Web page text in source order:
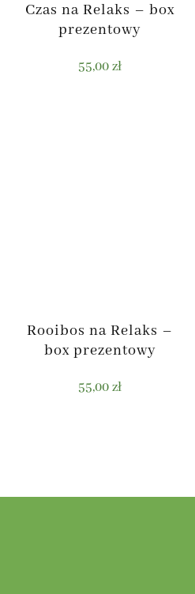
Czas na Relaks – box
prezentowy
55,00zł
Rooibos na Relaks –
box prezentowy
55,00zł